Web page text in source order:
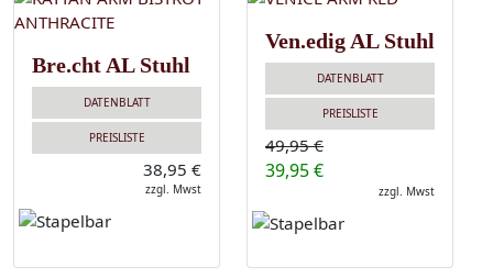
Bre.cht AL Stuhl
DATENBLATT
PREISLISTE
38,95 €
zzgl. Mwst
Ven.edig AL Stuhl
DATENBLATT
PREISLISTE
49,95 €
39,95 €
zzgl. Mwst